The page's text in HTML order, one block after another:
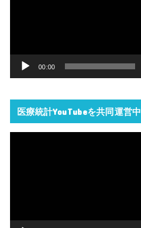
ヤ
00:00
医療統計YouTubeを共同運営中
ヤ